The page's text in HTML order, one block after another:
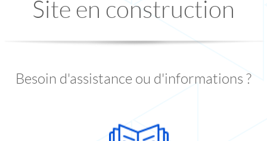
Site en construction
Besoin d'assistance ou d'informations ?